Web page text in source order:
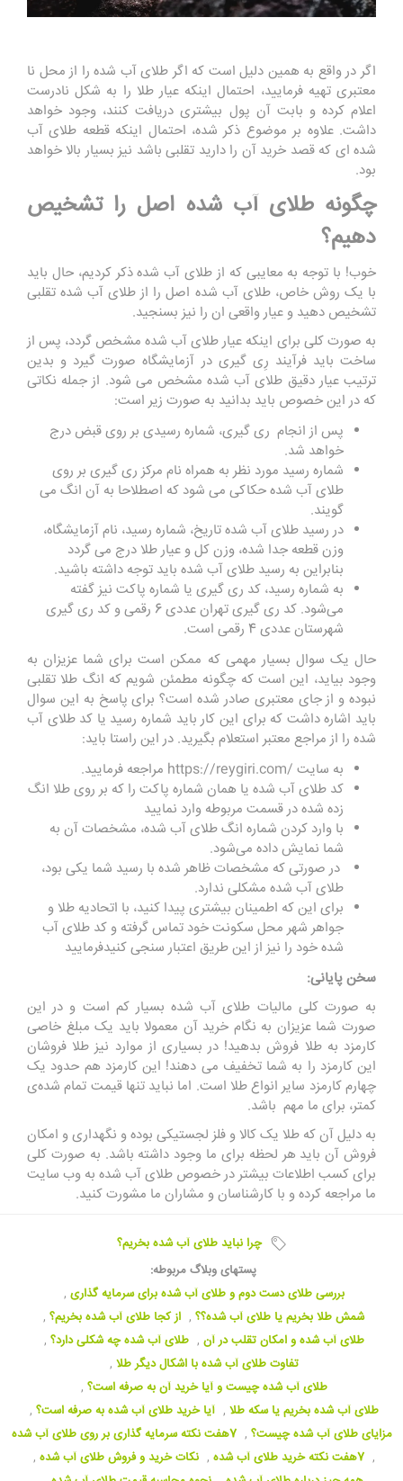
اگر در واقع به همین دلیل است که اگر طلای آب شده را از محل نا
معتبری تهیه فرمایید، احتمال اینکه عیار طلا را به شکل نادرست
اعلام کرده و بابت آن پول بیشتری دریافت کنند، وجود خواهد
داشت. علاوه بر موضوع ذکر شده، احتمال اینکه قطعه طلای آب
شده ‌ای که قصد خرید آن را دارید تقلبی باشد نیز بسیار بالا خواهد
بود.
چگونه طلای آب شده اصل را تشخیص
دهیم؟
خوب! با توجه به معایبی که از طلای آب شده ذکر کردیم، حال باید
با یک روش خاص، طلای آب شده اصل را از طلای آب شده تقلبی
تشخیص دهید و عیار واقعی ان را نیز بسنجید.
به صورت کلی برای اینکه عیار طلای آب شده مشخص گردد، پس از
ساخت باید فرآیند رِی گیری در آزمایشگاه صورت گیرد و بدین
ترتیب عیار دقیق طلای آب شده مشخص می شود. از جمله نکاتی
که در این خصوص باید بدانید به صورت زیر است:
پس از انجام ری گیری، شماره رسیدی بر روی قبض درج
خواهد شد.
شماره رسید مورد نظر به همراه نام مرکز ری گیری بر روی
طلای آب شده حکاکی می شود که اصطلاحا به آن انگ می
گویند.
در رسید طلای آب شده تاریخ، شماره رسید، نام آزمایشگاه،
وزن قطعه جدا شده، وزن کل و عیار طلا درج می گردد
بنابراین به رسید طلای آب شده باید توجه داشته باشید.
به شماره رسید، کد ری گیری یا شماره پاکت نیز گفته
می‌شود. کد ری گیری تهران عددی 6 رقمی و کد ری گیری
شهرستان عددی 4 رقمی‌ است.
حال یک سوال بسیار مهمی که ممکن است برای شما عزیزان به
وجود بیاید، این است که چگونه مطمئن شویم که انگ طلا تقلبی
نبوده و از جای معتبری صادر شده است؟ برای پاسخ به این سوال
باید اشاره داشت که برای این کار باید شماره رسید یا کد طلای آب
شده را از مراجع معتبر استعلام بگیرید. در این راستا باید:
به سایت https://reygiri.com/ مراجعه فرمایید.
کد طلای آب شده یا همان شماره پاکت را که بر روی طلا انگ
زده شده در قسمت مربوطه وارد نمایید
با وارد کردن شماره انگ طلای آب شده، مشخصات آن به
شما نمایش داده می‌شود.
در صورتی که مشخصات ظاهر شده با رسید شما یکی بود،
طلای آب شده مشکلی ندارد.
برای این که اطمینان بیشتری پیدا کنید، با اتحادیه طلا و
جواهر شهر محل سکونت خود تماس گرفته و کد طلای آب
شده خود را نیز از این طریق اعتبار سنجی کنیدفرمایید
سخن پایانی:
به صورت کلی مالیات طلای آب شده بسیار کم است و در این
صورت شما عزیزان به نگام خرید آن معمولا باید یک مبلغ خاصی
کارمزد به طلا فروش بدهید! در بسیاری از موارد نیز طلا فروشان
این کارمزد را به شما تخفیف می دهند! این کارمزد هم حدود یک
چهارم کارمزد سایر انواع طلا است. اما نباید تنها قیمت تمام شده‌ی
کمتر، برای ما مهم باشد.
به دلیل آن که طلا یک کالا و فلز لجستیکی بوده و نگهداری و امکان
فروش آن باید هر لحظه برای ما وجود داشته باشد. به صورت کلی
برای کسب اطلاعات بیشتر در خصوص طلای آب شده به وب سایت
ما مراجعه کرده و با کارشناسان و مشاران ما مشورت کنید.
چرا نباید طلای آب شده بخریم؟
پستهای وبلاگ مربوطه:
بررسی طلای دست دوم و طلای آب شده برای سرمایه گذاری ,
شمش طلا بخریم یا طلای آب شده؟؟ , از کجا طلای آب شده بخریم؟ ,
طلای آب شده و امکان تقلب در آن , طلای آب شده چه شکلی دارد؟ ,
تفاوت طلای آب شده با اشکال دیگر طلا ,
طلای آب شده چیست و آیا خرید آن به صرفه است؟ ,
طلای آب شده بخریم یا سکه طلا , آیا خرید طلای آب شده به صرفه است؟ ,
مزایای طلای آب شده چیست؟ , 7هفت نکته سرمایه گذاری بر روی طلای آب شده
, 7هفت نکته خرید طلای آب شده , نکات خرید و فروش طلای آب شده ,